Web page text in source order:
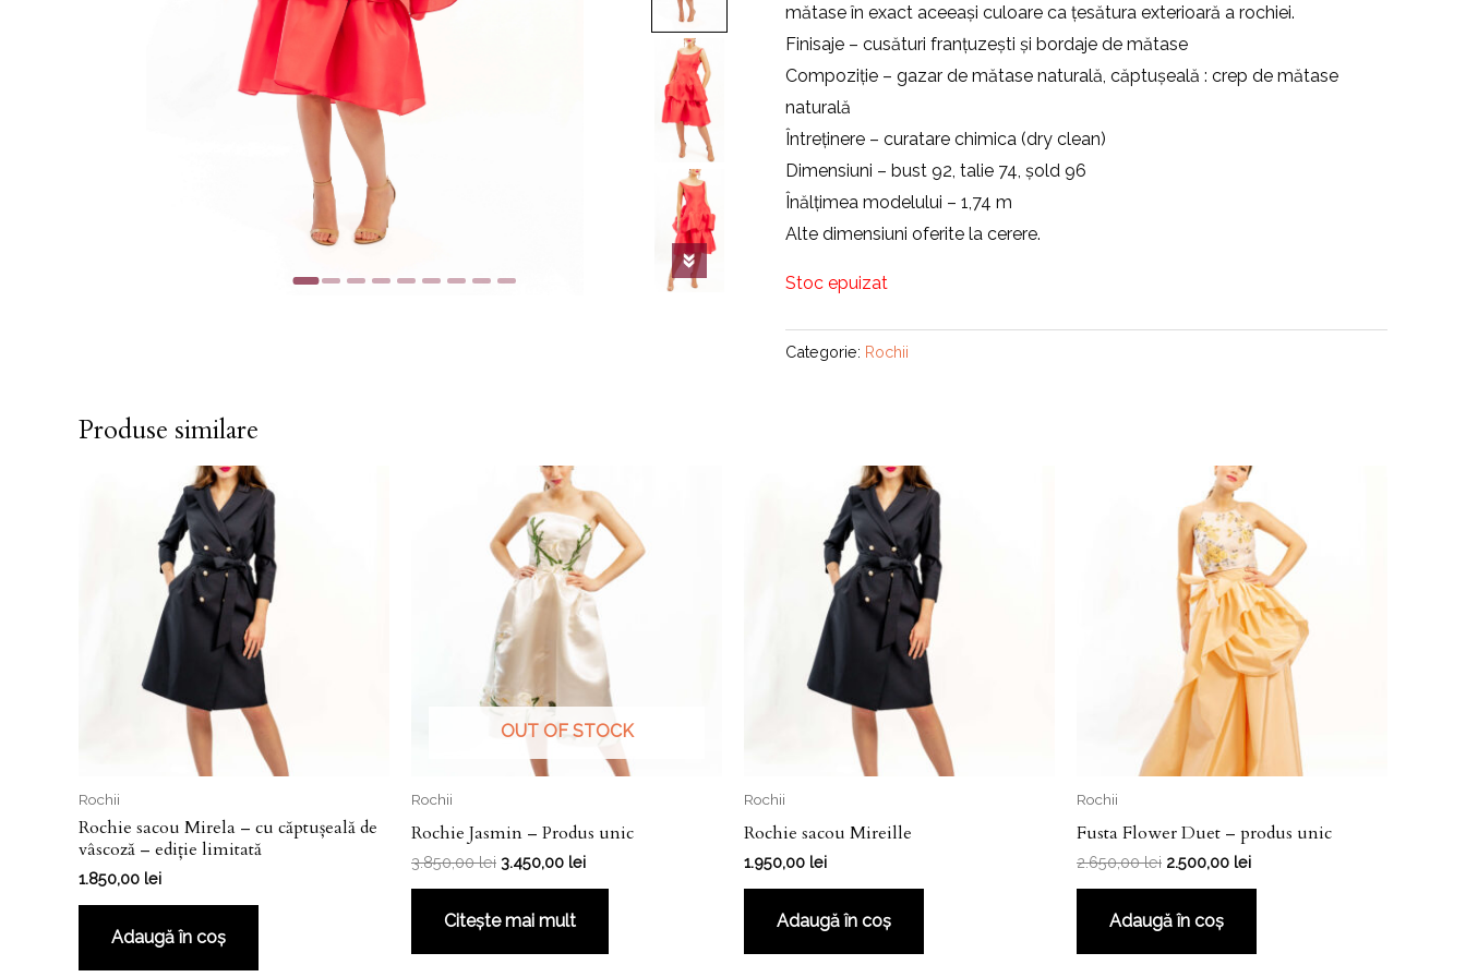
mătase în exact aceeași culoare ca țesătura exterioară a rochiei.
Finisaje – cusături franțuzești și bordaje de mătase
Compoziție – gazar de mătase naturală, căptușeală : crep de mătase
naturală
Întreținere – curatare chimica (dry clean)
Dimensiuni – bust 92, talie 74, șold 96
Înălțimea modelului – 1,74 m
Alte dimensiuni oferite la cerere.
Stoc epuizat
Categorie: Rochii
Produse similare
Rochii
Rochie sacou Mirela – cu căptușeală de
vâscoză – ediție limitată
1.850,00 lei
Adaugă în coș
OUT OF STOCK
Rochii
Rochie Jasmin – Produs unic
3.850,00lei 3.450,00 lei
Citește mai mult
Rochii
Rochie sacou Mireille
1.950,00 lei
Adaugă în coș
Rochii
Fusta Flower Duet – produs unic
2.650,00lei 2.500,00 lei
Adaugă în coș